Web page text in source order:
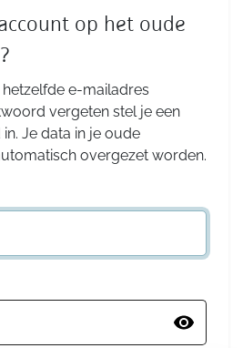
op het oude
hetzelfde e-mailadres
vergeten stel je een
Je data in je oude
overgezet worden.